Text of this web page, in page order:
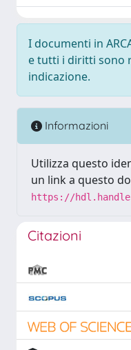
I documenti in
e tutti i diritti sono
indicazione.
Informazioni
Utilizza questo
un link a questo
https://
Citazioni